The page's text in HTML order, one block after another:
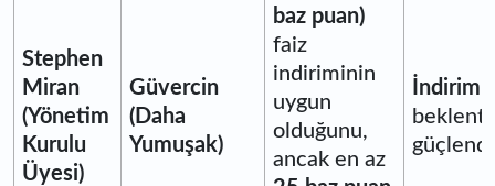
Stephen
Miran
(Yönetim
Kurulu
Üyesi)
Güvercin
(Daha
Yumuşak)
baz puan)
faiz
indiriminin
uygun
olduğunu,
ancak en az
İndirim